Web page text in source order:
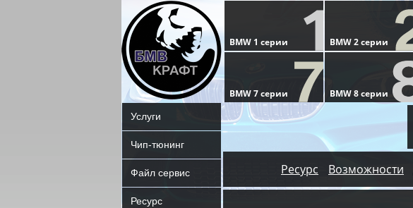
Услуги
Чип-тюнинг
Файл сервис
Ресурс
Ресурс Возможности